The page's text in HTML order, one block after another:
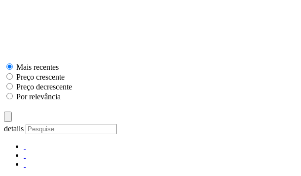
Mais recentes
Preço crescente
Preço decrescente
Por relevância
details